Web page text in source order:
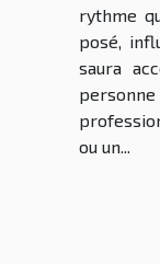
rythme
posé,
saura
ou un...